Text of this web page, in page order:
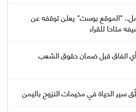
"الموقع بوست" يعلن توقفه عن
متاحا للقراء
اتفاق قبل ضمان حقوق الشعب
الحياة في مخيمات النزوح باليمن